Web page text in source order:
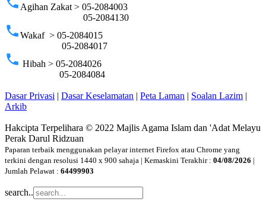
Agihan Zakat > 05-2084003
05-2084130
phoneWakaf > 05-2084015
05-2084017
phone Hibah > 05-2084026
05-2084084
Dasar Privasi | Dasar Keselamatan | Peta Laman | Soalan Lazim |
Arkib
Hakcipta Terpelihara © 2022 Majlis Agama Islam dan 'Adat Melayu
Perak Darul Ridzuan
Paparan terbaik menggunakan pelayar internet Firefox atau Chrome yang
terkini dengan resolusi 1440 x 900 sahaja | Kemaskini Terakhir : 04/08/2026 |
Jumlah Pelawat : 64499903
search..